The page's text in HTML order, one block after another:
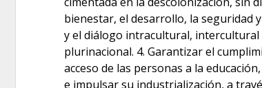
bienestar, el desarrollo, la seguridad
y el diálogo intracultural, intercultural
plurinacional. 4. Garantizar el
acceso de las personas a la
e impulsar su industrialización, a